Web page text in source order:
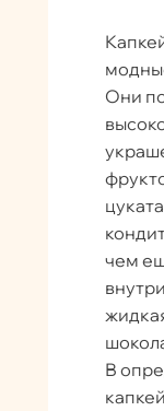
Они
чем
В